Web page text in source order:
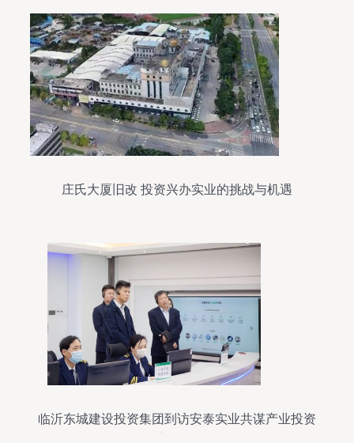
庄氏大厦旧改 投资兴办实业的挑战与机遇
临沂东城建设投资集团到访安泰实业共谋产业投资